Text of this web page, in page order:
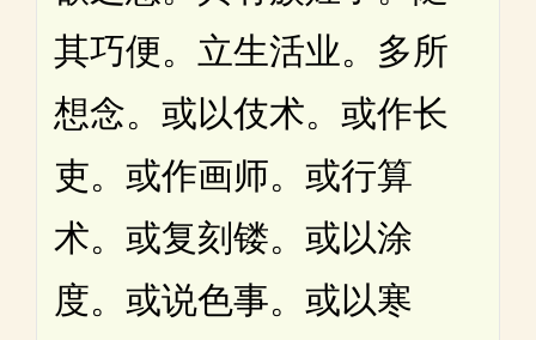
其巧便。立生活业。多所
想念。或以伎术。或作长
吏。或作画师。或行算
术。或复刻镂。或以涂
度。或说色事。或以寒